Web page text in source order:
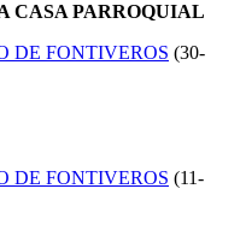
CASA PARROQUIAL
DE FONTIVEROS (30-
DE FONTIVEROS (11-